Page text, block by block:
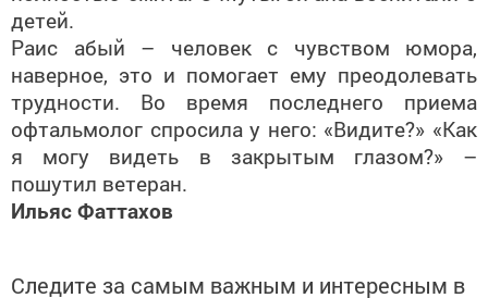
Раис абый – человек с чувством юмора,
наверное, это и помогает ему преодолевать
трудности. Во время последнего приема
офтальмолог спросила у него: «Видите?» «Как
я могу видеть в закрытым глазом?» –
пошутил ветеран.
Ильяс Фаттахов